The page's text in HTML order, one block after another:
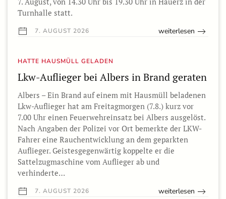
Turnhalle statt.
7. AUGUST 2026 weiterlesen
HATTE HAUSMÜLL GELADEN
Lkw-Auflieger bei Albers in Brand geraten
Albers – Ein Brand auf einem mit Hausmüll beladenen
Lkw-Auflieger hat am Freitagmorgen (7.8.) kurz vor
7.00 Uhr einen Feuerwehreinsatz bei Albers ausgelöst.
Nach Angaben der Polizei vor Ort bemerkte der LKW-
Fahrer eine Rauchentwicklung an dem geparkten
Auflieger. Geistesgegenwärtig koppelte er die
Sattelzugmaschine vom Auflieger ab und
verhinderte…
7. AUGUST 2026 weiterlesen